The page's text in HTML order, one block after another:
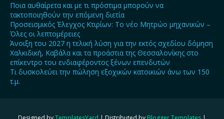
Ποια αυθαίρετα και με τι πρόστιμα μπορούν να
τακτοποιηθούν την επόμενη διετία
Προσεισμικός Έλεγχος Κτιρίων: Το νέο Μητρώο μηχανικών –
Όλες οι λεπτομέρειες
Άνοιξη του 2027 η τελική λύση για την εκτός σχεδίου δόμηση
Χαλκιδική, Καβάλα και τα προάστια της Θεσσαλονίκης στο
επίκεντρο του ενδιαφέροντος ξένων επενδυτών
Τι δυσκολεύει την πώληση εξοχικών κατοικιών άνω των 150
τ.μ.